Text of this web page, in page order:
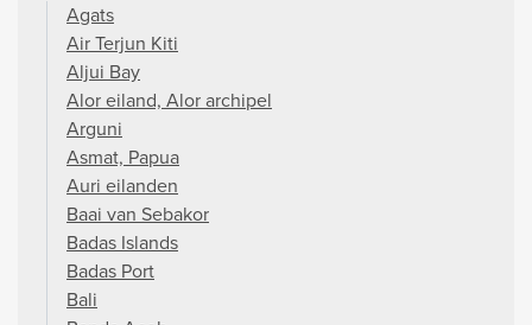
Agats
Air Terjun Kiti
Aljui Bay
Alor eiland, Alor archipel
Arguni
Asmat, Papua
Auri eilanden
Baai van Sebakor
Badas Islands
Badas Port
Bali